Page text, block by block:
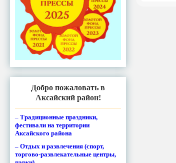
Добро пожаловать в
Аксайский район!
– Традиционные праздники,
фестивали на территории
Аксайского района
– Отдых и развлечения (спорт,
торгово-развлекательные центры,